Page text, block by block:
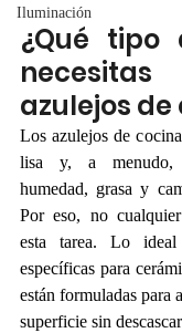
Iluminación
¿Qué tipo
azulejos de
Los azulejos de
lisa y, a menudo,
humedad, grasa y
Por eso, no
esta tarea. Lo
específicas para
están formuladas para
superficie sin